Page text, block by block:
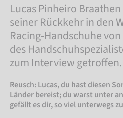
Lucas Pinheiro
seiner Rückkehr in den
Racing-Handschuhe von
des
zum Interview getroffen.
Reusch: Lucas, du hast diesen
Länder bereist; du warst unter
gefällt es dir, so viel unterwegs